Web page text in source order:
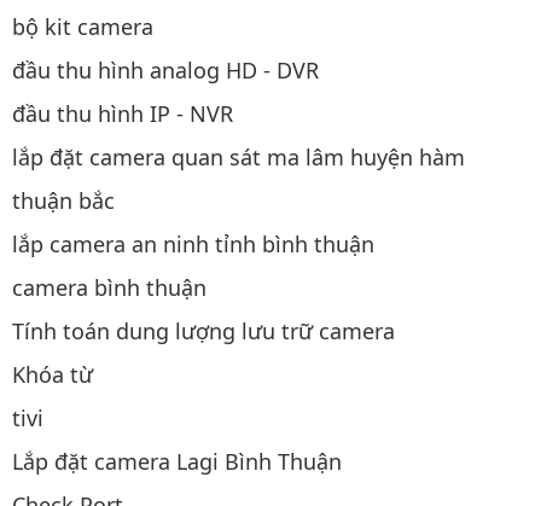
bộ kit camera
đầu thu hình analog HD - DVR
đầu thu hình IP - NVR
lắp đặt camera quan sát ma lâm huyện hàm
thuận bắc
lắp camera an ninh tỉnh bình thuận
camera bình thuận
Tính toán dung lượng lưu trữ camera
Khóa từ
tivi
Lắp đặt camera Lagi Bình Thuận